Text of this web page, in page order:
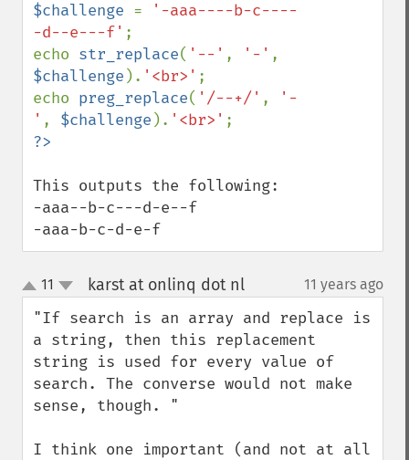
$challenge =
'-aaa----b-c----
-d--e---f' ;
echo str_replace( '--' , '-'
$challenge ). '<br>' ;
echo preg_replace( '/--+/' ,
'-
' , $challenge ). '<br>'
This outputs the following:
-aaa--b-c---d-e--f
-aaa-b-c-d-e-f
up
down
11 karst at onlinq dot nl¶ 11 years ago
"If search is an array and replace is
a string, then this replacement
string is used for every value of
search. The converse would not make
sense, though. "
I think one important (and not at all